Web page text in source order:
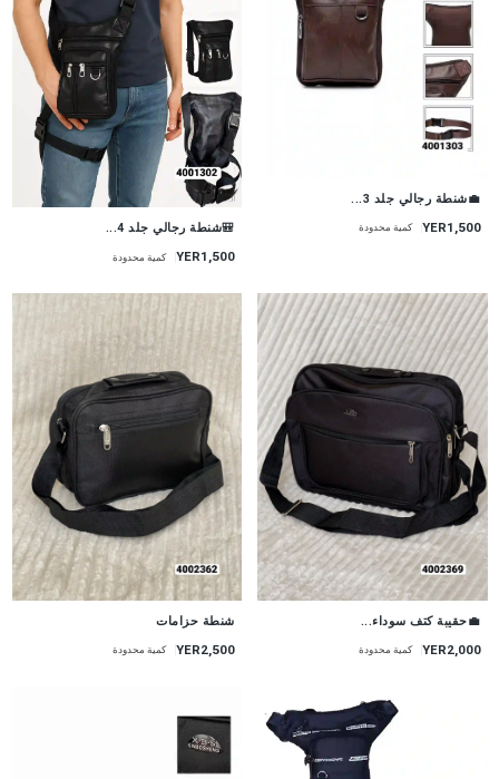
💼شنطة رجالي جلد 3...
YER1,500 كمية محدودة 🎒شنطة رجالي جلد 4...
YER1,500 كمية محدودة
💼حقيبة كتف سوداء...
YER2,000 كمية محدودة
شنطة حزامات
YER2,500 كمية محدودة